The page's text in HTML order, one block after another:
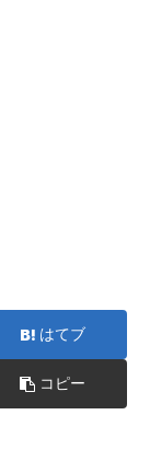
はてブ
コピー